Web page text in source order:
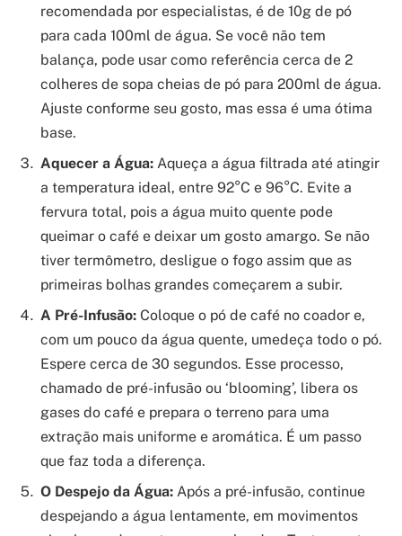
recomendada por especialistas, é de 10g de pó
para cada 100ml de água. Se você não tem
balança, pode usar como referência cerca de 2
colheres de sopa cheias de pó para 200ml de água.
Ajuste conforme seu gosto, mas essa é uma ótima
base.
Aquecer a Água: Aqueça a água filtrada até atingir
a temperatura ideal, entre 92°C e 96°C. Evite a
fervura total, pois a água muito quente pode
queimar o café e deixar um gosto amargo. Se não
tiver termômetro, desligue o fogo assim que as
primeiras bolhas grandes começarem a subir.
A Pré-Infusão: Coloque o pó de café no coador e,
com um pouco da água quente, umedeça todo o pó.
Espere cerca de 30 segundos. Esse processo,
chamado de pré-infusão ou ‘blooming’, libera os
gases do café e prepara o terreno para uma
extração mais uniforme e aromática. É um passo
que faz toda a diferença.
O Despejo da Água: Após a pré-infusão, continue
despejando a água lentamente, em movimentos